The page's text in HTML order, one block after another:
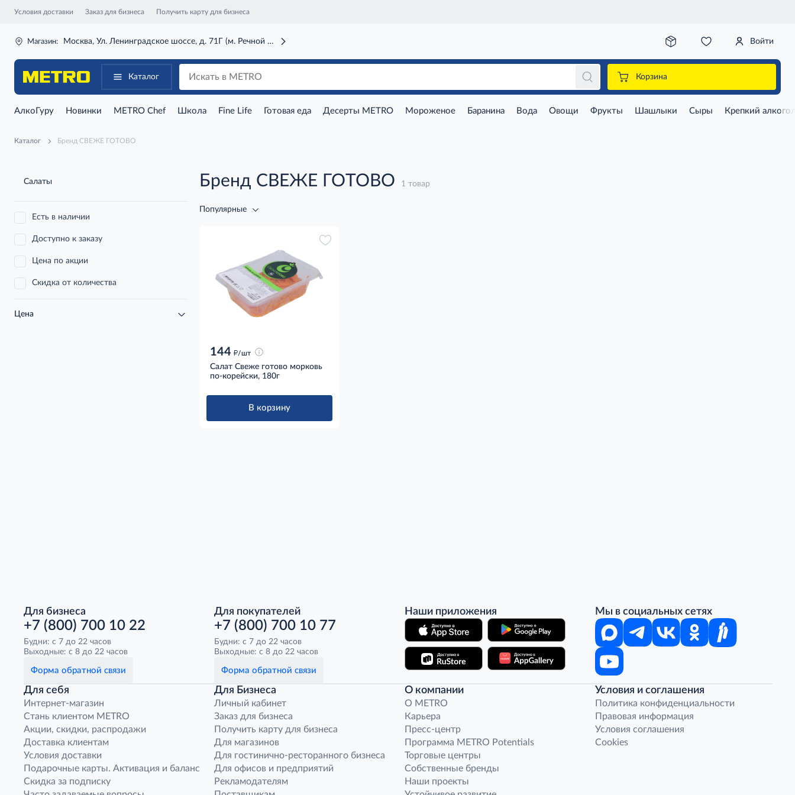
Условия доставки Заказ для бизнеса Получить карту для бизнеса
Магазин: Москва, Ул. Ленинградское шоссе, д. 71Г (м. Речной вокзал) Войти
Каталог Корзина
АлкоГуру Новинки METRO Chef Школа Fine Life Готовая еда Десерты METRO Мороженое Баранина Вода Овощи Фрукты Шашлыки Сыры Крепкий
Каталог Бренд СВЕЖЕ ГОТОВО
Салаты
Есть в наличии
Доступно к заказу
Цена по акции
Скидка от количества
Цена
Бренд СВЕЖЕ ГОТОВО 1 товар
Популярные
144 д/шт
Салат Свеже готово морковь
по-корейски, 180г
В корзину
Для бизнеса
+7 (800) 700 10 22
Будни: с 7 до 22 часов
Выходные: с 8 до 22 часов
Форма обратной связи
Для покупателей
+7 (800) 700 10 77
Будни: с 7 до 22 часов
Выходные: с 8 до 22 часов
Форма обратной связи
Наши приложения Мы в социальных сетях
Для себя
Интернет-магазин
Стань клиентом METRO
Акции, скидки, распродажи
Доставка клиентам
Условия доставки
Подарочные карты. Активация и баланс
Скидка за подписку
Для Бизнеса
Личный кабинет
Заказ для бизнеса
Получить карту для бизнеса
Для магазинов
Для гостинично-ресторанного бизнеса
Для офисов и предприятий
Рекламодателям
О компании
O METRO
Карьера
Пресс-центр
Программа METRO Potentials
Торговые центры
Собственные бренды
Наши проекты
Условия и соглашения
Политика конфиденциальности
Правовая информация
Условия соглашения
Cookies